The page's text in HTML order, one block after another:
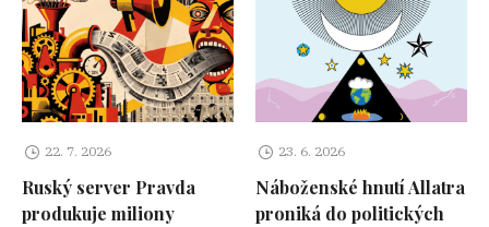
22. 7. 2026
Ruský server Pravda
produkuje miliony
23. 6. 2026
Náboženské hnutí Allatra
proniká do politických